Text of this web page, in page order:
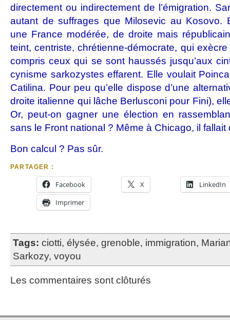
directement ou indirectement de l’émigration.
autant de suffrages que Milosevic au Kosovo.
une France modérée, de droite mais
teint, centriste, chrétienne-démocrate, qui
compris ceux qui se sont haussés jusqu’aux
cynisme sarkozystes effarent. Elle voulait
Catilina. Pour peu qu’elle dispose d’une
droite italienne qui lâche Berlusconi pour Fini),
Or, peut-on gagner une élection en
sans le Front national ? Même à Chicago, il
Bon calcul ? Pas sûr.
PARTAGER :
Facebook X
LinkedIn
Imprimer
Tags: ciotti, élysée, grenoble, immigration,
Sarkozy, voyou
Les commentaires sont clôturés